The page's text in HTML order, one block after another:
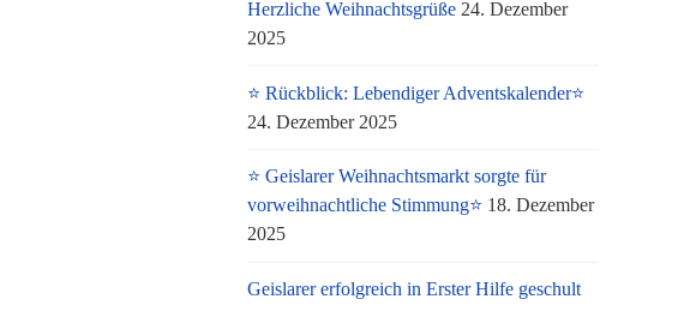
Herzliche Weihnachtsgrüße 24. Dezember
2025
⭐ Rückblick: Lebendiger Adventskalender⭐
24. Dezember 2025
⭐ Geislarer Weihnachtsmarkt sorgte für
vorweihnachtliche Stimmung⭐ 18. Dezember
2025
Geislarer erfolgreich in Erster Hilfe geschult